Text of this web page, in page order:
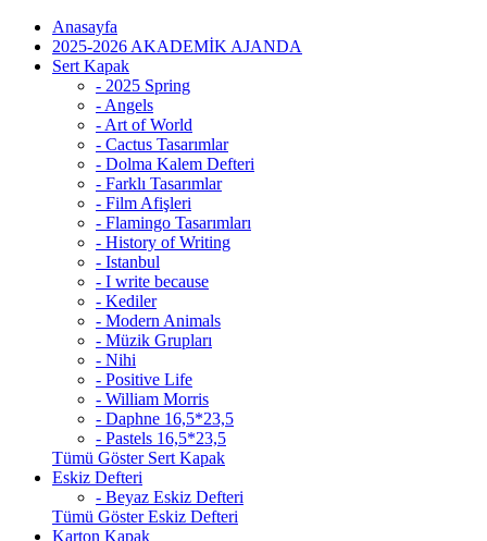
Anasayfa
2025-2026 AKADEMİK AJANDA
Sert Kapak
- 2025 Spring
- Angels
- Art of World
- Cactus Tasarımlar
- Dolma Kalem Defteri
- Farklı Tasarımlar
- Film Afişleri
- Flamingo Tasarımları
- History of Writing
- Istanbul
- I write because
- Kediler
- Modern Animals
- Müzik Grupları
- Nihi
- Positive Life
- William Morris
- Daphne 16,5*23,5
- Pastels 16,5*23,5
Tümü Göster Sert Kapak
Eskiz Defteri
- Beyaz Eskiz Defteri
Tümü Göster Eskiz Defteri
Karton Kapak